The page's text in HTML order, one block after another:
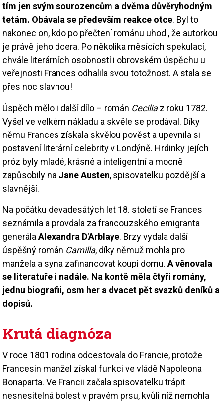
tím jen svým sourozencům a dvěma důvěryhodným
tetám. Obávala se především reakce otce. Byl to
nakonec on, kdo po přečtení románu uhodl, že autorkou
je právě jeho dcera. Po několika měsících spekulací,
chvále literárních osobností i obrovském úspěchu u
veřejnosti Frances odhalila svou totožnost. A stala se
přes noc slavnou!
Úspěch mělo i další dílo – román Ceciliaz roku 1782.
Vyšel ve velkém nákladu a skvěle se prodával. Díky
němu Frances získala skvělou pověst a upevnila si
postavení literární celebrity v Londýně. Hrdinky jejích
próz byly mladé, krásné a inteligentní a mocně
zapůsobily na Jane Austen, spisovatelku pozdější a
slavnější.
Na počátku devadesátých let 18. století se Frances
seznámila a provdala za francouzského emigranta
generála Alexandra D'Arblaye. Brzy vydala další
úspěšný román Camilla, díky němuž mohla pro
manžela a syna zafinancovat koupi domu. A věnovala
se literatuře i nadále. Na kontě měla čtyři romány,
jednu biografii, osm her a dvacet pět svazků deníků a
dopisů.
Krutá diagnóza
V roce 1801 rodina odcestovala do Francie, protože
Francesin manžel získal funkci ve vládě Napoleona
Bonaparta. Ve Francii začala spisovatelku trápit
nesnesitelná bolest v pravém prsu, kvůli níž nemohla